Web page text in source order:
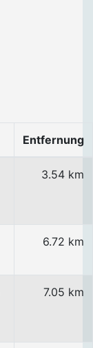
Entfernung
3.54 km
6.72 km
7.05 km